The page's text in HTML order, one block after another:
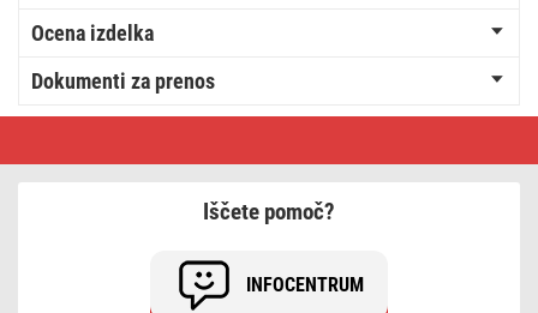
Ocena izdelka
Dokumenti za prenos
J118
Iščete pomoč?
INFOCENTRUM